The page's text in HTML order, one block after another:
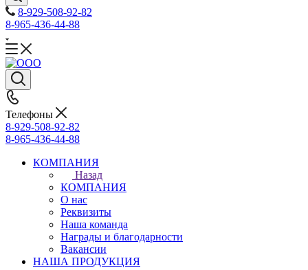
8-929-508-92-82
8-965-436-44-88
Телефоны
8-929-508-92-82
8-965-436-44-88
КОМПАНИЯ
Назад
КОМПАНИЯ
О нас
Реквизиты
Наша команда
Награды и благодарности
Вакансии
НАША ПРОДУКЦИЯ